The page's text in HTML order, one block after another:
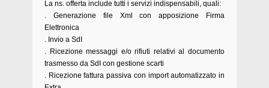
La ns. offerta include tutti i servizi indispensabili, quali:
. Generazione file Xml con apposizione Firma
Elettronica
. Invio a SdI
. Ricezione messaggi e/o rifiuti relativi al documento
trasmesso da SdI con gestione scarti
. Ricezione fattura passiva con import automatizzato in